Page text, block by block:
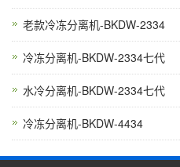
老款冷冻分离机-BKDW-2334
冷冻分离机-BKDW-2334七代
水冷分离机-BKDW-2334七代
冷冻分离机-BKDW-4434